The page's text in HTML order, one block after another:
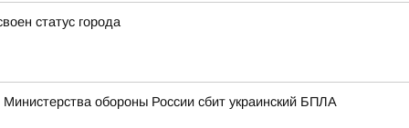
статус города
обороны России сбит украинский БПЛА